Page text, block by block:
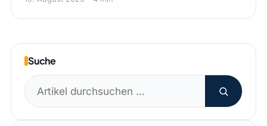
Suche
Suchen
nach: